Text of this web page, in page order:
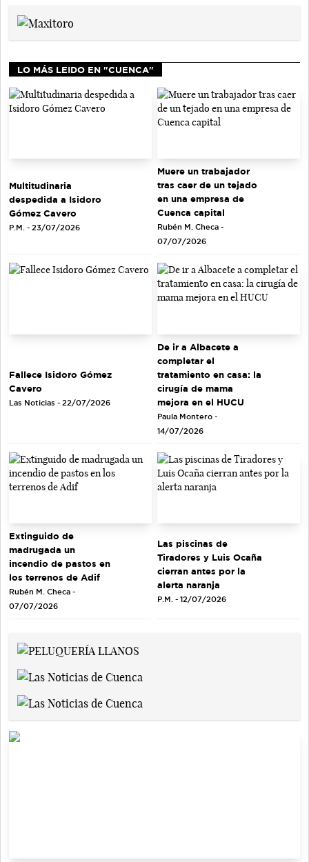
LO MÁS LEIDO EN "CUENCA"
Multitudinaria
despedida a Isidoro
Gómez Cavero
P.M. - 23/07/2026
Muere un trabajador
tras caer de un tejado
en una empresa de
Cuenca capital
Rubén M. Checa -
07/07/2026
Fallece Isidoro Gómez
Cavero
Las Noticias - 22/07/2026
De ir a Albacete a
completar el
tratamiento en casa: la
cirugía de mama
mejora en el HUCU
Paula Montero -
14/07/2026
Extinguido de
madrugada un
incendio de pastos en
los terrenos de Adif
Rubén M. Checa -
07/07/2026
Las piscinas de
Tiradores y Luis Ocaña
cierran antes por la
alerta naranja
P.M. - 12/07/2026